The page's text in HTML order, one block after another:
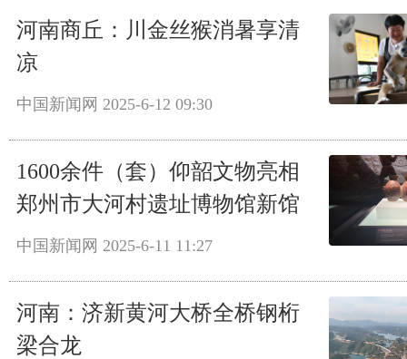
河南商丘：川金丝猴消暑享清
凉
中国新闻网 2025-6-12 09:30
1600余件（套）仰韶文物亮相
郑州市大河村遗址博物馆新馆
中国新闻网 2025-6-11 11:27
河南：济新黄河大桥全桥钢桁
梁合龙